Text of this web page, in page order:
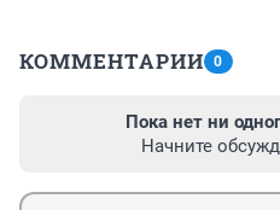
КОММЕНТАРИИ 0
Пока нет ни
Начните